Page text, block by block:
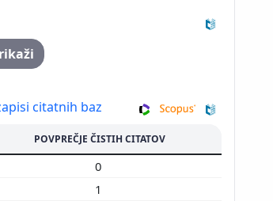
citatnih baz
POVPREČJE ČISTIH CITATOV
0
1